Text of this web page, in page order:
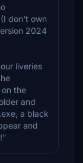
don't own
2024
liveries
on the
and
a black
and